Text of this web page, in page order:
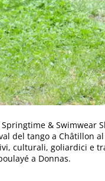
& Swimwear
del tango a Châtillon
culturali, goliardici e
a Donnas.